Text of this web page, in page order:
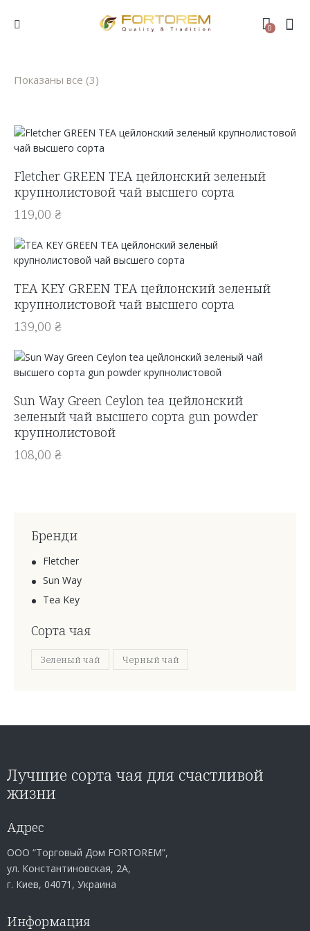
0
Показаны все (3)
Fletcher GREEN TEA цейлонский зеленый
крупнолистовой чай высшего сорта
119,00 ₴
TEA KEY GREEN TEA цейлонский зеленый
крупнолистовой чай высшего сорта
139,00 ₴
Sun Way Green Ceylon tea цейлонский
зеленый чай высшего сорта gun powder
крупнолистовой
108,00 ₴
Бренди
Fletcher
Sun Way
Tea Key
Сорта чая
Зеленый чай Черный чай
Лучшие сорта чая для счастливой
жизни
Адрес
ООО “Торговый Дом FORTOREM”,
ул. Константиновская, 2А,
г. Киев, 04071, Украина
Информация